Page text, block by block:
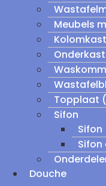
Meubels
Topplaat
Sifon
Sifon
Sifon
Douche